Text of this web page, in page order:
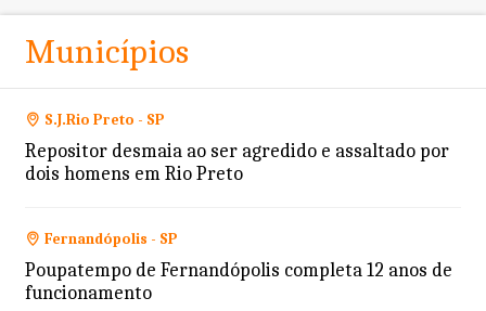
Municípios
S.J.Rio Preto - SP
Repositor desmaia ao ser agredido e assaltado por
dois homens em Rio Preto
Fernandópolis - SP
Poupatempo de Fernandópolis completa 12 anos de
funcionamento